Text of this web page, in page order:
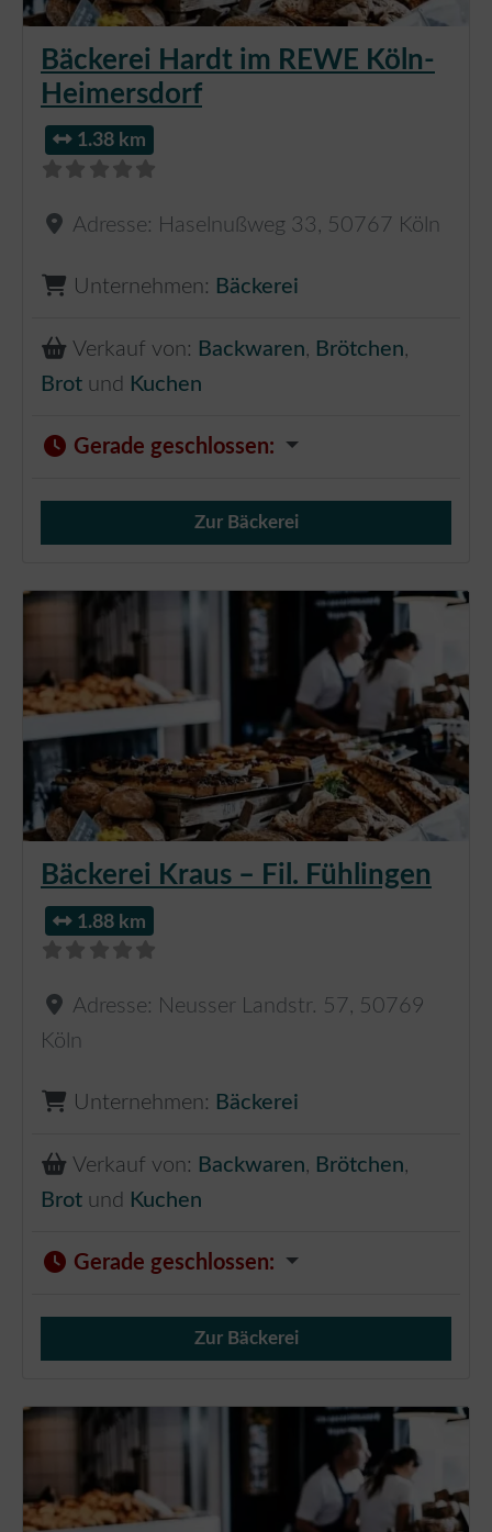
Bäckerei Hardt im REWE Köln-
Heimersdorf
1.38 km
Adresse: Haselnußweg 33 , 50767 Köln
Unternehmen: Bäckerei
Verkauf von: Backwaren, Brötchen,
Brot und Kuchen
Gerade geschlossen:
Verkauf von Brötchen,
Zur Bäckerei
Bäckerei Kraus – Fil. Fühlingen
1.88 km
Adresse: Neusser Landstr. 57, 50769
Köln
Unternehmen: Bäckerei
Verkauf von: Backwaren, Brötchen,
Brot und Kuchen
Gerade geschlossen:
Verkauf von Brötchen,
Zur Bäckerei